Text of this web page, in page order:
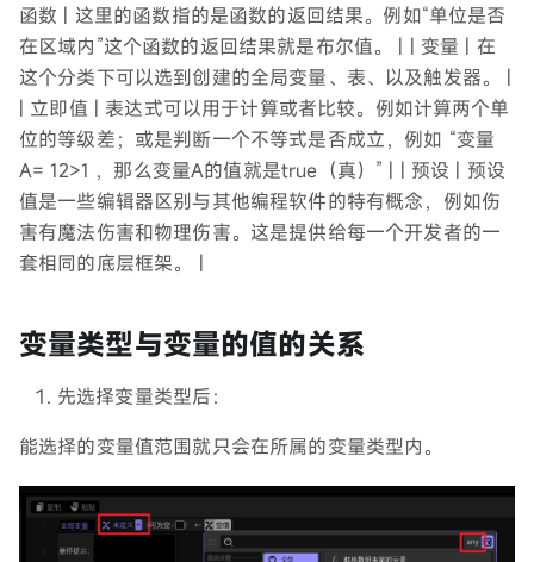
函数 | 这里的函数指的是函数的返回结果。例如“单位是否
在区域内”这个函数的返回结果就是布尔值。 | | 变量 | 在
这个分类下可以选到创建的全局变量、表、以及触发器。 |
| 立即值 | 表达式可以用于计算或者比较。例如计算两个单
位的等级差；或是判断一个不等式是否成立，例如 “变量
A= 12>1 ，那么变量A的值就是true（真）” | | 预设 | 预设
值是一些编辑器区别与其他编程软件的特有概念，例如伤
害有魔法伤害和物理伤害。这是提供给每一个开发者的一
套相同的底层框架。 |
变量类型与变量的值的关系
先选择变量类型后：
能选择的变量值范围就只会在所属的变量类型内。